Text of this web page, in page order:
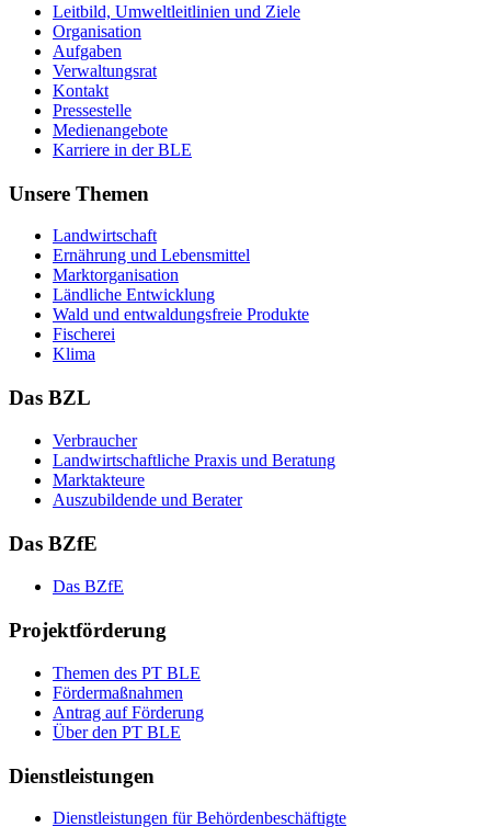
Leit­bild, Um­welt­leit­li­ni­en und Zie­le
Or­ga­ni­sa­ti­on
Auf­ga­ben
Ver­wal­tungs­rat
Kon­takt
Pres­se­stel­le
Me­di­en­an­ge­bo­te
Kar­rie­re in der BLE
Unsere Themen
Land­wirt­schaft
Er­näh­rung und Le­bens­mit­tel
Markt­or­ga­ni­sa­ti­on
Länd­li­che Ent­wick­lung
Wald und ent­wal­dungs­freie Pro­duk­te
Fi­sche­rei
Kli­ma
Das BZL
Ver­brau­cher
Land­wirtschaft­liche Pra­xis und Be­ra­tung
Mark­tak­teu­re
Aus­zu­bil­den­de und Be­ra­ter
Das BZfE
Das BZ­fE
Projektförderung
The­men des PT BLE
För­der­maß­nah­men
An­trag auf För­de­rung
Über den PT BLE
Dienstleistungen
Dienst­leis­tun­gen für Be­hör­den­be­schäf­tig­te